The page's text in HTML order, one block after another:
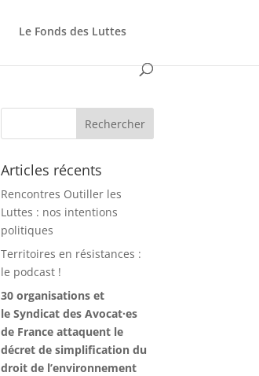
Le Fonds des Luttes
Articles récents
Rencontres Outiller les
Luttes : nos intentions
politiques
Territoires en résistances :
le podcast !
30 organisations et
le Syndicat des Avocat·es
de France attaquent le
décret de simplification du
droit de l’environnement